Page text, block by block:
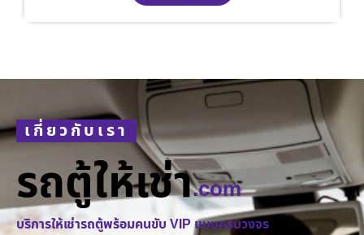
เกี่ยวกับเรา
รถตู้ให้เช่า.com
บริการให้เช่ารถตู้พร้อมคนขับ VIP แบบครบวงจร